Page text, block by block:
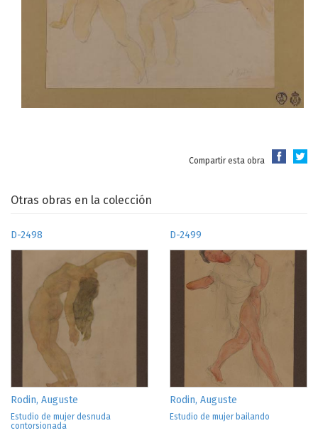
Compartir esta obra
Otras obras en la colección
D-2498
Rodin, Auguste
Estudio de mujer desnuda
contorsionada
D-2499
Rodin, Auguste
Estudio de mujer bailando